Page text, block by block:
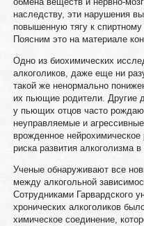
наследству, эти нарушения
повышенную тягу к
Поясним это на материале
Одно из биохимических
алкоголиков, даже еще ни
такой же ненормально
их пьющие родители. Другие
у пьющих отцов часто
неуправляемые и
врожденное
риска развития алкоголизма
Ученые обнаруживают все
между алкогольной
Сотрудниками Гарвардского
хронических алкоголиков
химическое соединение,